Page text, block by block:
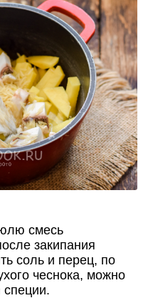
смесь
закипания
соль и перец, по
чеснока, можно